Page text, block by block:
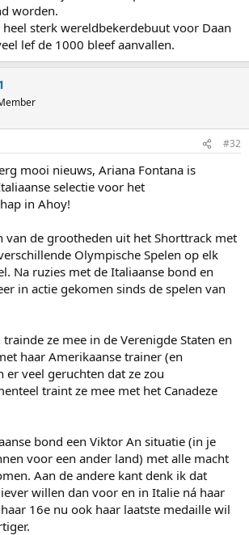
worden.
sterk wereldbekerdebuut voor Daan
lef de 1000 bleef aanvallen.
#32
mooi nieuws, Ariana Fontana is
selectie voor het
in Ahoy!
van de grootheden uit het Shorttrack met
Olympische Spelen op elk
Na ruzies met de Italiaanse bond en
in actie gekomen sinds de spelen van
ze mee in de Verenigde Staten en
haar Amerikaanse trainer (en
er veel geruchten dat ze zou
traint ze mee met het Canadeze
bond een Viktor An situatie (in je
voor een ander land) met alle macht
Aan de andere kant denk ik dat
willen dan voor en in Italie ná haar
16e nu ook haar laatste medaille wil